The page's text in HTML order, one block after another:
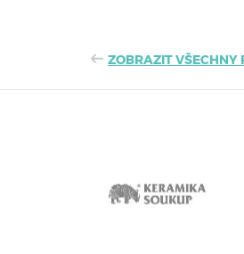
ZOBRAZIT VŠECHNY